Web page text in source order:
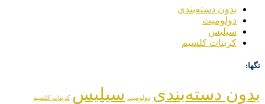
بدون دسته‌بندی
دولومیت
سیلیس
کربنات کلسیم
تگها:
بدون دسته‌بندی دولومیت سیلیس کربنات کلسیم